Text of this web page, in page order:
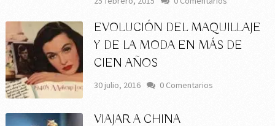
EVOLUCIÓN DEL MAQUILLAJE
Y DE LA MODA EN MÁS DE
CIEN AÑOS
30 julio, 2016 0 Comentarios
VIAJAR A CHINA